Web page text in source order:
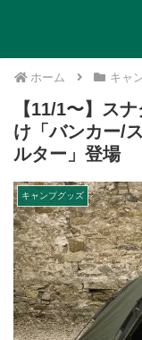
ホーム キャ
【11/1〜】ス
け「バンカー/
ルター」登場
キャンプグッズ